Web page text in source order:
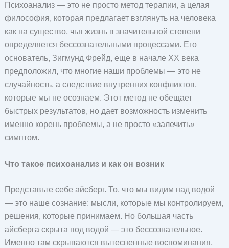
Психоанализ — это не просто метод терапии, а целая
философия, которая предлагает взглянуть на человека
как на существо, чья жизнь в значительной степени
определяется бессознательными процессами. Его
основатель, Зигмунд Фрейд, еще в начале XX века
предположил, что многие наши проблемы — это не
случайность, а следствие внутренних конфликтов,
которые мы не осознаем. Этот метод не обещает
быстрых результатов, но дает возможность изменить
именно корень проблемы, а не просто «залечить»
симптом.
Что такое психоанализ и как он возник
Представьте себе айсберг. То, что мы видим над водой
— это наше сознание: мысли, которые мы контролируем,
решения, которые принимаем. Но большая часть
айсберга скрыта под водой — это бессознательное.
Именно там скрываются вытесненные воспоминания,